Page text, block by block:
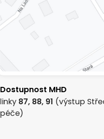
Dostupnost MHD
linky 87, 88, 91 (výstup
péče)